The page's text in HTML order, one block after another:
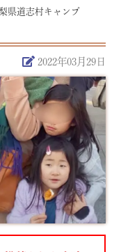
県道志村キャンプ
2022年03月29日